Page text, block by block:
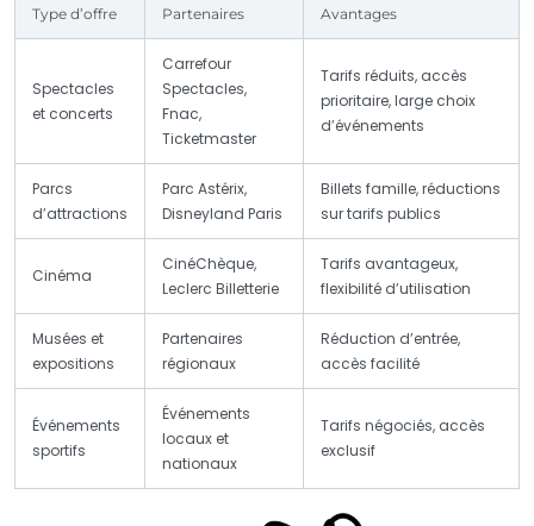
Type d’offre Partenaires Avantages
Spectacles
et concerts
Carrefour
Spectacles,
Fnac,
Ticketmaster
Tarifs réduits, accès
prioritaire, large choix
d’événements
Parcs
d’attractions
Parc Astérix,
Disneyland Paris
Billets famille, réductions
sur tarifs publics
Cinéma
CinéChèque,
Leclerc Billetterie
Tarifs avantageux,
flexibilité d’utilisation
Musées et
expositions
Partenaires
régionaux
Réduction d’entrée,
accès facilité
Événements
sportifs
Événements
locaux et
nationaux
Tarifs négociés, accès
exclusif